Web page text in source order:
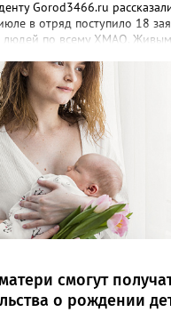
Gorod3466.ru
в отряд поступило 18
людей по всему ХМАО.
В отряде отметили, что до
жителей региона, однако их
ориентировки,
сообщал, что
в ХМАО фиксировались в
смогут
о рождении